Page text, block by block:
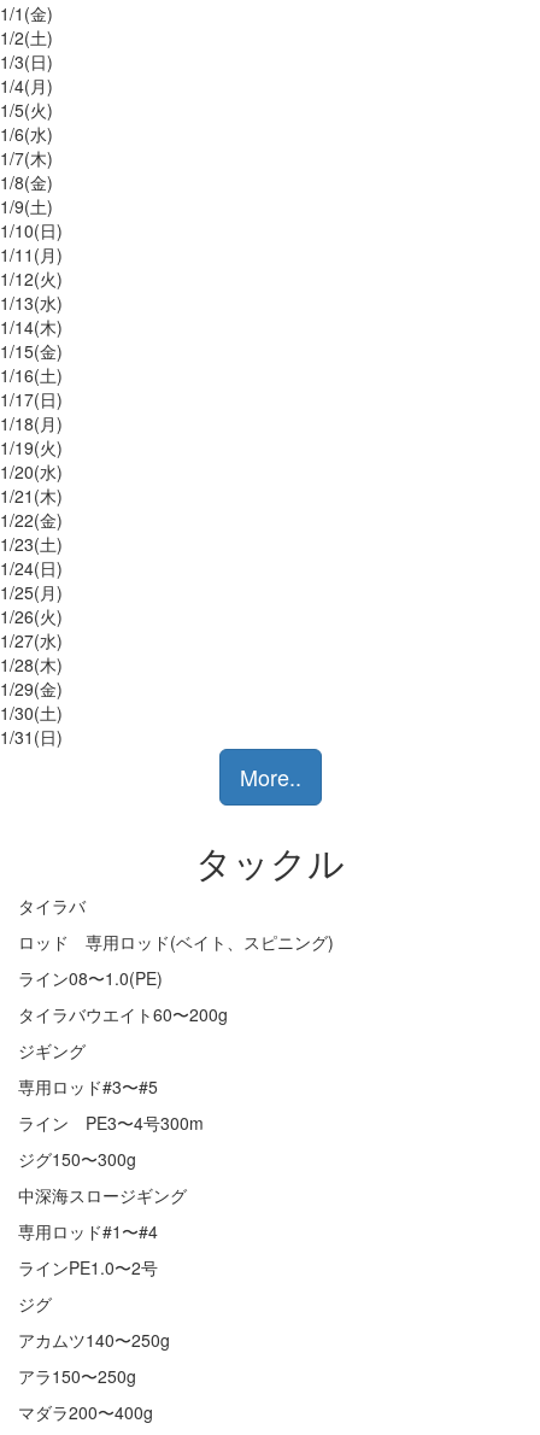
1/1 (金)
1/2(土)
1/3(日)
1/4(月)
1/5(火)
1/6(水)
1/7(木)
1/8(金)
1/9(土)
1/10(日)
1/11 (月)
1/12(火)
1/13(水)
1/14(木)
1/15(金)
1/16(土)
1/17(日)
1/18(月)
1/19(火)
1/20(水)
1/21 (木)
1/22(金)
1/23(土)
1/24(日)
1/25(月)
1/26(火)
1/27(水)
1/28(木)
1/29(金)
1/30(土)
1/31 (日)
More..
タックル
タイラバ
ロッド 専用ロッド(ベイト、スピニング)
ライン08〜1.0(PE)
タイラバウエイト60〜200g
ジギング
専用ロッド#3〜#5
ライン PE3〜4号300m
ジグ150〜300g
中深海スロージギング
専用ロッド#1〜#4
ラインPE1.0〜2号
ジグ
アカムツ140〜250g
アラ150〜250g
マダラ200〜400g